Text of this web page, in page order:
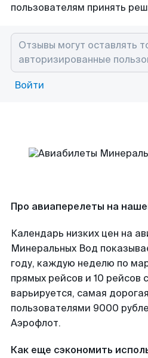
пользователям принять
Войти
Про авиаперелеты на
Календарь низких цен на
Минеральных Вод
году, каждую неделю по
прямых рейсов и 10 рейсов
варьируется, самая
пользователями 9000
Аэрофлот.
Как еще сэкономить